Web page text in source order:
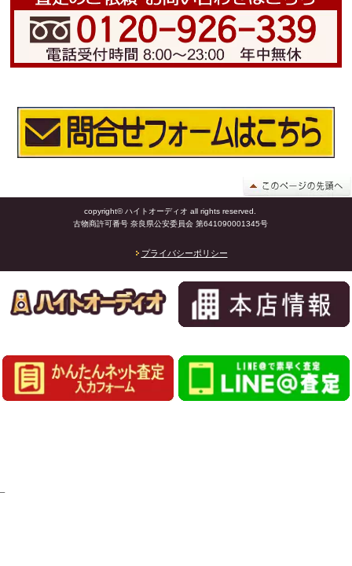
copyright© ハイトオーディオ all rights reserved.
古物商許可番号 奈良県公安委員会 第641090001345号
プライバシーポリシー